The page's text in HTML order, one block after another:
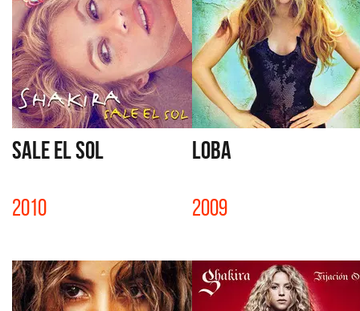
SALE EL SOL
2010
LOBA
2009